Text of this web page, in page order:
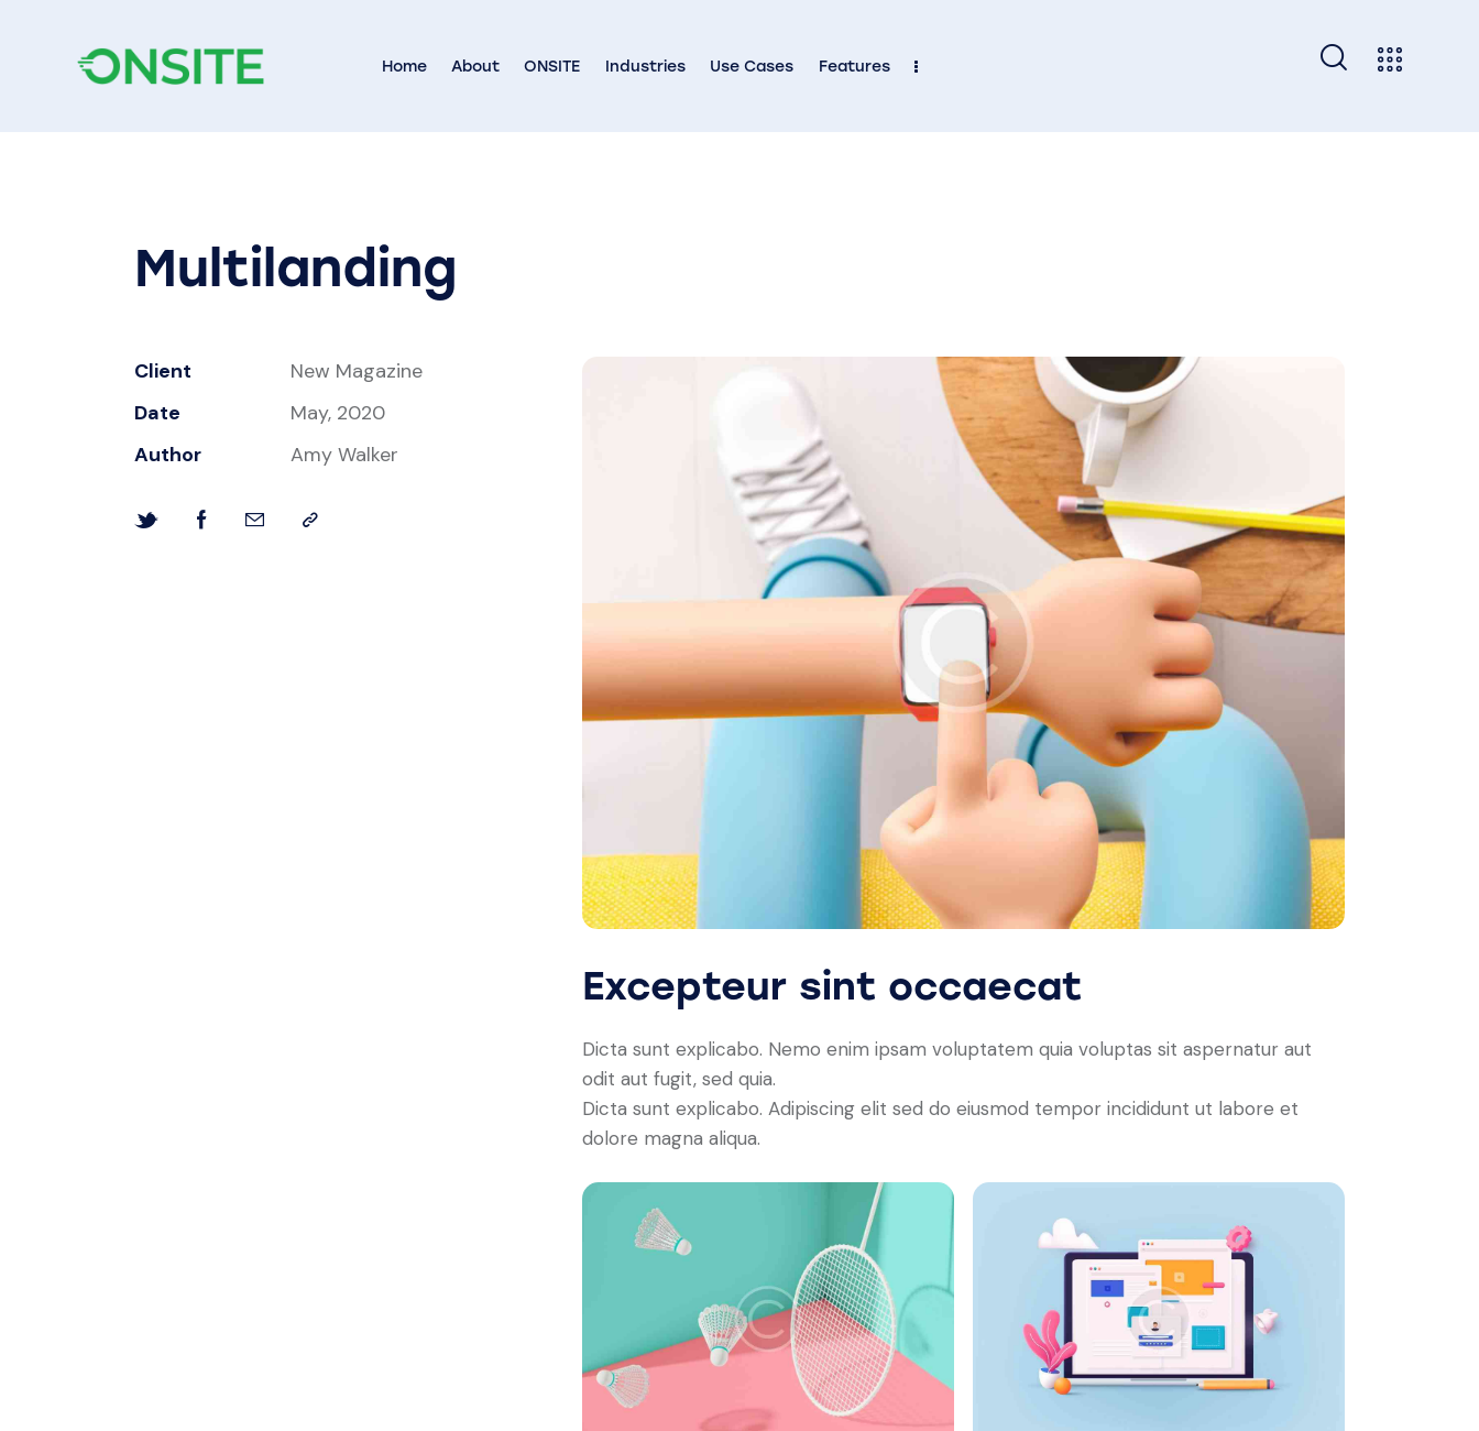
Home About ONSITE Industries Use Cases Features
Multilanding
Client
New Magazine
Date
May, 2020
Author
Amy Walker
Excepteur sint occaecat
Dicta sunt explicabo. Nemo enim ipsam voluptatem quia voluptas sit aspernatur aut
odit aut fugit, sed quia.
Dicta sunt explicabo. Adipiscing elit sed do eiusmod tempor incididunt ut labore et
dolore magna aliqua.